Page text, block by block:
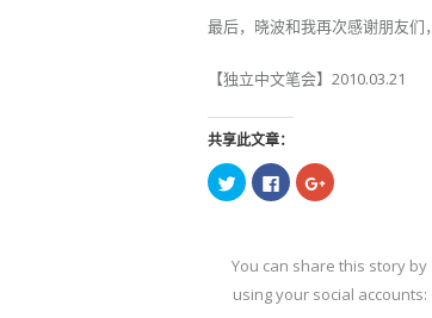
最后，晓波和我再次感谢朋友们
【独立中文笔会】2010.03.21
共享此文章：
点
击
共
享
（在
新
点
击
共
享
（在
新
点
击
共
享
（在
新
You can share this story by
using your social accounts: